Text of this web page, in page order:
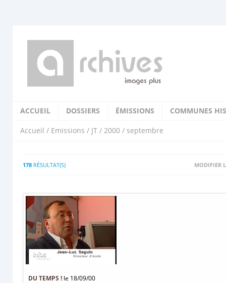
ACCUEIL DOSSIERS ÉMISSIONS COMMUNES
Accueil / Emissions / JT / 2000 / septembre
178 RÉSULTAT(S) MODIFIER
DU TEMPS ! le 18/09/00